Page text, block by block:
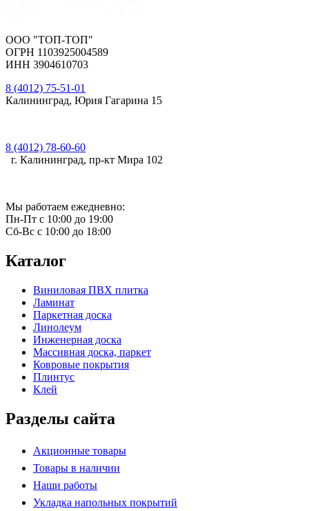
ООО "ТОП-ТОП"
ОГРН 1103925004589
ИНН 3904610703
8 (4012) 75-51-01
Калининград, Юрия Гагарина 15
8 (4012) 78-60-60
г. Калининград, пр-кт Мира 102
Мы работаем ежедневно:
Пн-Пт с 10:00 до 19:00
Сб-Вс с 10:00 до 18:00
Каталог
Виниловая ПВХ плитка
Ламинат
Паркетная доска
Линолеум
Инженерная доска
Массивная доска, паркет
Ковровые покрытия
Плинтус
Клей
Разделы сайта
Акционные товары
Товары в наличии
Наши работы
Укладка напольных покрытий